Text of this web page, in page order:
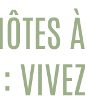
À
VIVEZ